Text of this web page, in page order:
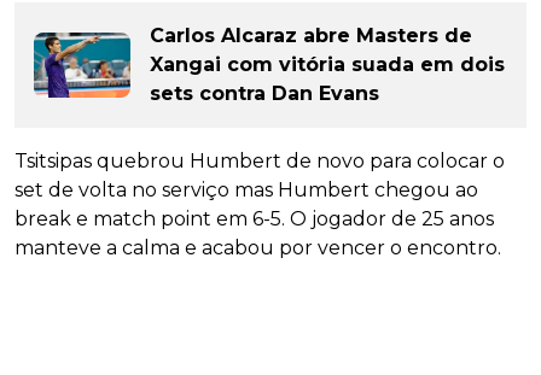
Carlos Alcaraz abre Masters de
Xangai com vitória suada em dois
sets contra Dan Evans
Tsitsipas quebrou Humbert de novo para colocar o
set de volta no serviço mas Humbert chegou ao
break e match point em 6-5. O jogador de 25 anos
manteve a calma e acabou por vencer o encontro.